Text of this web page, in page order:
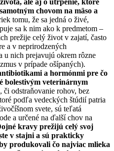
chovom na mäso a
tomu, že sa jedná o živé,
sa k nim ako k predmetom –
prežije celý život v zajatí, často
a v neprirodzených
u nich prejavujú okrem rôzne
v prípade ošípaných).
a hormónmi pre čo
bolestivým veterinárnym
či odstraňovanie rohov, bez
podľa vedeckých štúdií patria
svete, sú teľatá
a určené na ďalší chov na
kravy prežijú celý svoj
v stajni a sú prakticky
produkovali čo najviac mlieka